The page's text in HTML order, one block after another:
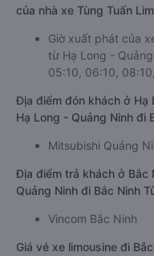
🚌 2. Xe Tùng Tuấn
Giờ xuất phát xe
của nhà xe Tùng Tuấn
Giờ xuất phát của
từ Hạ Long -
Hạ Long - Quảng Ninh đi
Quảng Ninh đi Bắc Ninh